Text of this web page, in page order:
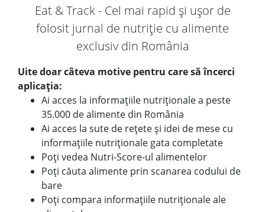
Eat & Track - Cel mai rapid și ușor de
folosit jurnal de nutriție cu alimente
exclusiv din România
Uite doar câteva motive pentru care să încerci
aplicația:
Ai acces la informațiile nutriționale a peste
35.000 de alimente din România
Ai acces la sute de rețete și idei de mese cu
informațiile nutriționale gata completate
Poți vedea Nutri-Score-ul alimentelor
Poți căuta alimente prin scanarea codului de
bare
Poți compara informațiile nutriționale ale